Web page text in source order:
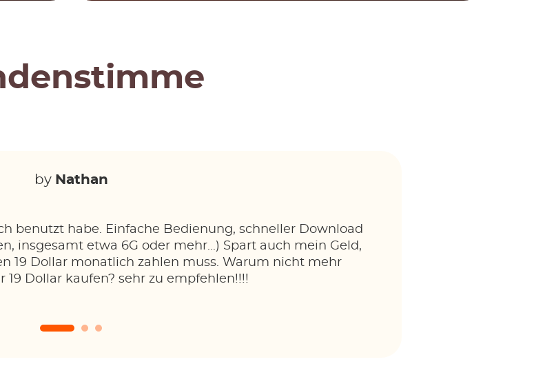
by Nathan
benutzt habe. Einfache Bedienung, schneller Download
insgesamt etwa 6G oder mehr...) Spart auch mein Geld,
19 Dollar monatlich zahlen muss. Warum nicht mehr
19 Dollar kaufen? sehr zu empfehlen!!!!